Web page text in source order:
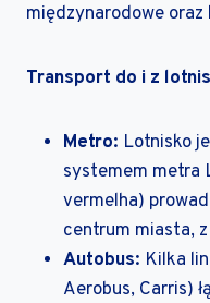
międzynarodowe oraz
Transport do i z
Metro: Lotnisko
systemem metra
vermelha)
centrum miasta,
Autobus: Kilka
Aerobus, Carris)